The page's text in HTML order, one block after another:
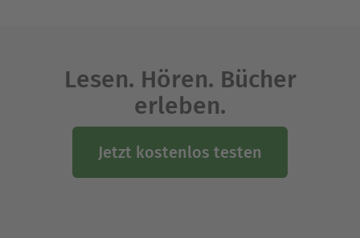
Lesen. Hören. Bücher
erleben.
Jetzt kostenlos testen